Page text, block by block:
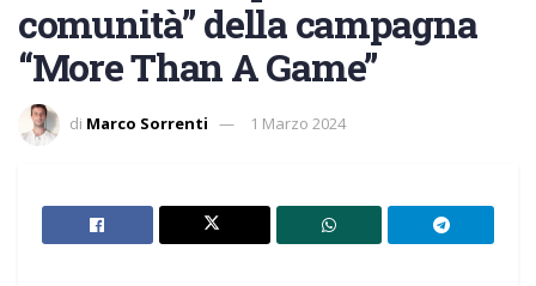
comunità” della campagna
“More Than A Game”
di Marco Sorrenti 1 Marzo 2024